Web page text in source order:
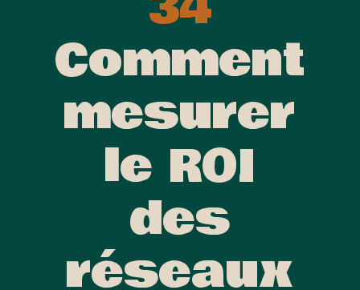
Comment
mesurer
le ROI
des
réseaux